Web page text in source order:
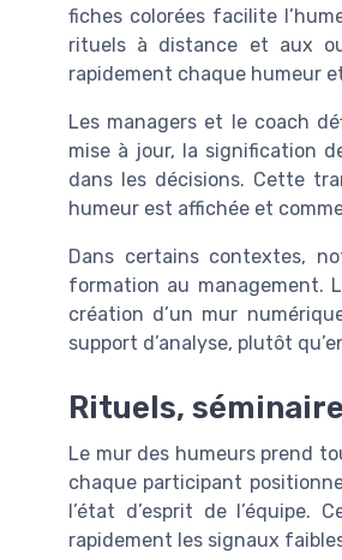
fiches colorées facilite
rituels à distance et aux
rapidement chaque humeur
Les managers et le coach
mise à jour, la signification
dans les décisions. Cette
humeur est affichée et
Dans certains contextes,
formation au management.
création d’un mur
support d’analyse, plutôt
Rituels,
Le mur des humeurs prend
chaque participant
l’état d’esprit de l’équipe.
rapidement les signaux